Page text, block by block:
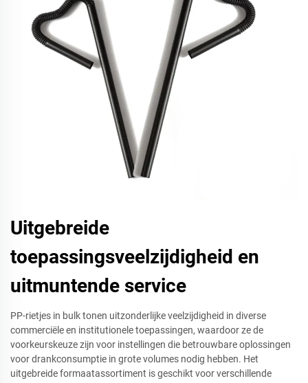
Uitgebreide
toepassingsveelzijdigheid en
uitmuntende service
PP-rietjes in bulk tonen uitzonderlijke veelzijdigheid in diverse
commerciële en institutionele toepassingen, waardoor ze de
voorkeurskeuze zijn voor instellingen die betrouwbare oplossingen
voor drankconsumptie in grote volumes nodig hebben. Het
uitgebreide formaatassortiment is geschikt voor verschillende